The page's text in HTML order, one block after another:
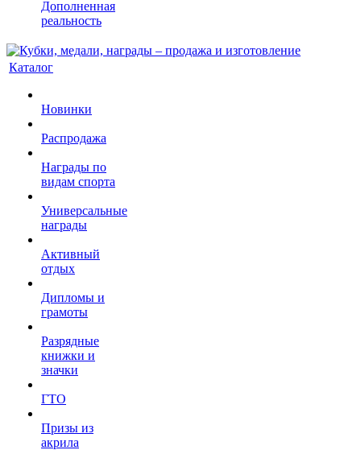
Дополненная
реальность
Каталог
Новинки
Распродажа
Награды по
видам спорта
Универсальные
награды
Активный
отдых
Дипломы и
грамоты
Разрядные
книжки и
значки
ГТО
Призы из
акрила